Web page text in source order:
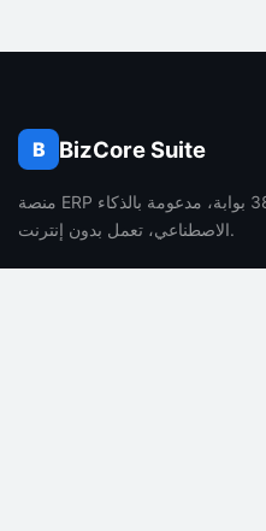
B BizCore Suite
منصة ERP متكاملة مصممة للشركات. 38 بوابة، مدعومة بالذكاء
الاصطناعي، تعمل بدون إنترنت.